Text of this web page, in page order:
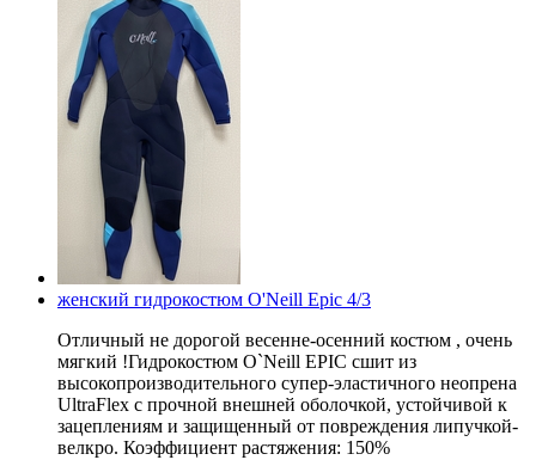
женский гидрокостюм O'Neill Epic 4/3
Отличный не дорогой весенне-осенний костюм , очень
мягкий !Гидрокостюм O`Neill EPIC сшит из
высокопроизводительного супер-эластичного неопрена
UltraFlex с прочной внешней оболочкой, устойчивой к
зацеплениям и защищенный от повреждения липучкой-
велкро. Коэффициент растяжения: 150%